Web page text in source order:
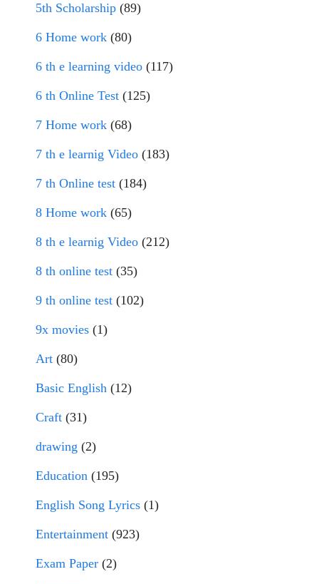
5th Scholarship (89)
6 Home work (80)
6 th e learning video (117)
6 th Online Test (125)
7 Home work (68)
7 th e learnig Video (183)
7 th Online test (184)
8 Home work (65)
8 th e learnig Video (212)
8 th online test (35)
9 th online test (102)
9x movies (1)
Art (80)
Basic English (12)
Craft (31)
drawing (2)
Education (195)
English Song Lyrics (1)
Entertainment (923)
Exam Paper (2)